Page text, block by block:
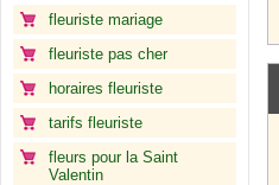
fleuriste mariage
fleuriste pas cher
horaires fleuriste
tarifs fleuriste
fleurs pour la Saint
Valentin